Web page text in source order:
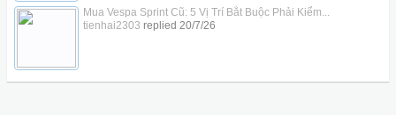
Mua Vespa Sprint Cũ: 5 Vị Trí Bắt Buộc Phải Kiểm...
tienhai2303 replied 20/7/26